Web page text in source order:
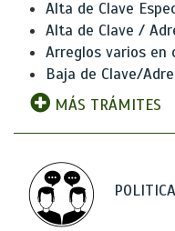
Alta de Clave
Alta de Clave /
Arreglos varios en
Baja de Clave/
MÁS TRÁMITES